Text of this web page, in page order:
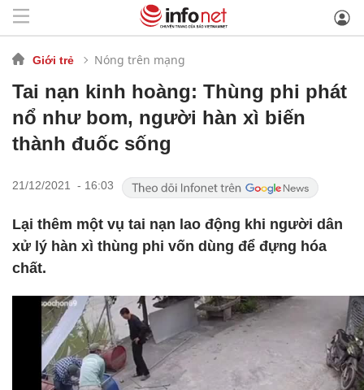
Giới trẻ Nóng trên mạng
Tai nạn kinh hoàng: Thùng phi phát
nổ như bom, người hàn xì biến
thành đuốc sống
21/12/2021 - 16:03
Lại thêm một vụ tai nạn lao động khi người dân
xử lý hàn xì thùng phi vốn dùng để đựng hóa
chất.